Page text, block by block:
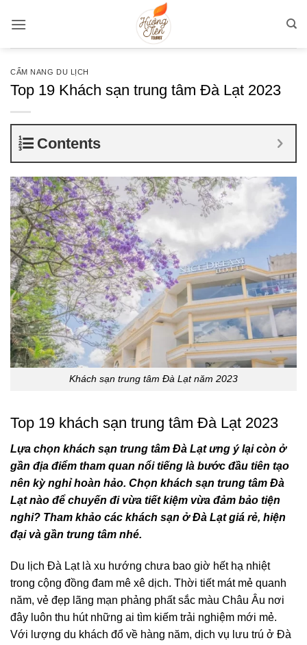
qua
CẨM NANG DU LỊCH
Top 19 Khách sạn trung tâm Đà Lạt 2023
Contents
Khách sạn trung tâm Đà Lạt năm 2023
Top 19 khách sạn trung tâm Đà Lạt 2023
Lựa chọn khách sạn trung tâm Đà Lạt ưng ý lại còn ở
gần địa điểm tham quan nổi tiếng là bước đầu tiên tạo
nên kỳ nghỉ hoàn hảo. Chọn khách sạn trung tâm Đà
Lạt nào để chuyến đi vừa tiết kiệm vừa đảm bảo tiện
nghi? Tham khảo các khách sạn ở Đà Lạt giá rẻ, hiện
đại và gần trung tâm nhé.
Du lịch Đà Lạtlà xu hướng chưa bao giờ hết hạ nhiệt
trong cộng đồng đam mê xê dịch. Thời tiết mát mẻ quanh
năm, vẻ đẹp lãng mạn phảng phất sắc màu Châu Âu nơi
đây luôn thu hút những ai tìm kiếm trải nghiệm mới mẻ.
Với lượng du khách đổ về hàng năm, dịch vụ lưu trú ở Đà